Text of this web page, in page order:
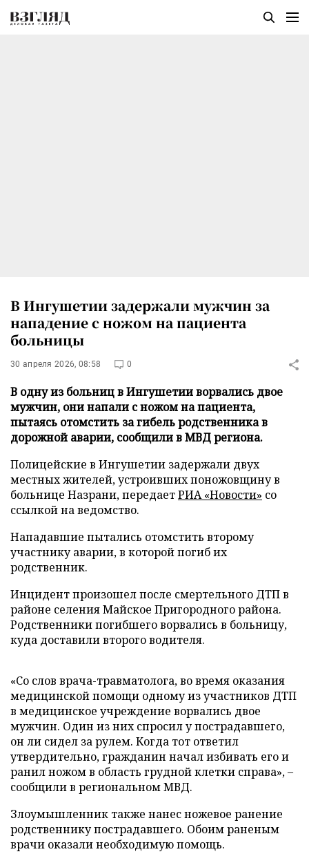
В Ингушетии задержали мужчин за
нападение с ножом на пациента
больницы
30 апреля 2026, 08:58 0
В одну из больниц в Ингушетии ворвались двое
мужчин, они напали с ножом на пациента,
пытаясь отомстить за гибель родственника в
дорожной аварии, сообщили в МВД региона.
Полицейские в Ингушетии задержали двух
местных жителей, устроивших поножовщину в
больнице Назрани, передаетРИА «Новости» со
ссылкой на ведомство.
Нападавшие пытались отомстить второму
участнику аварии, в которой погиб их
родственник.
Инцидент произошел после смертельного ДТП в
районе селения Майское Пригородного района.
Родственники погибшего ворвались в больницу,
куда доставили второго водителя.
«Со слов врача-травматолога, во время оказания
медицинской помощи одному из участников ДТП
в медицинское учреждение ворвались двое
мужчин. Один из них спросил у пострадавшего,
он ли сидел за рулем. Когда тот ответил
утвердительно, гражданин начал избивать его и
ранил ножом в область грудной клетки справа», –
сообщили в региональном МВД.
Злоумышленник также нанес ножевое ранение
родственнику пострадавшего. Обоим раненым
врачи оказали необходимую помощь.